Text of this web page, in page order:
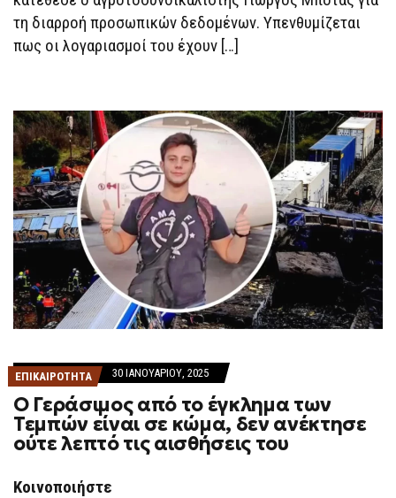
τη διαρροή προσωπικών δεδομένων. Υπενθυμίζεται
πως οι λογαριασμοί του έχουν […]
ΕΠΙΚΑΙΡΟΤΗΤΑ 30 ΙΑΝΟΥΑΡΊΟΥ, 2025
Ο Γεράσιμος από το έγκλημα των
Τεμπών είναι σε κώμα, δεν ανέκτησε
ούτε λεπτό τις αισθήσεις του
Κοινοποιήστε